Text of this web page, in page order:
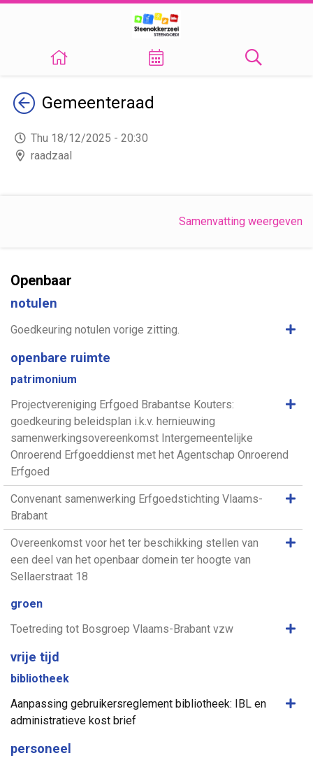
TerugGemeenteraad
Thu 18/12/2025 - 20:30
raadzaal
Samenvatting weergeven
Openbaar
notulen
Goedkeuring notulen vorige zitting.
openbare ruimte
patrimonium
Projectvereniging Erfgoed Brabantse Kouters:
goedkeuring beleidsplan i.k.v. hernieuwing
samenwerkingsovereenkomst Intergemeentelijke
Onroerend Erfgoeddienst met het Agentschap Onroerend
Erfgoed
Convenant samenwerking Erfgoedstichting Vlaams-
Brabant
Overeenkomst voor het ter beschikking stellen van
een deel van het openbaar domein ter hoogte van
Sellaerstraat 18
groen
Toetreding tot Bosgroep Vlaams-Brabant vzw
vrije tijd
bibliotheek
Aanpassing gebruikersreglement bibliotheek: IBL en
administratieve kost brief
personeel